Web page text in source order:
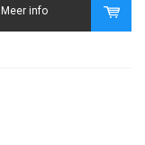
Meer info